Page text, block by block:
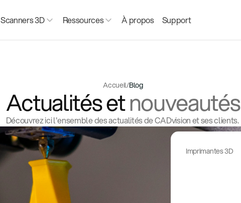
Scanners 3D Ressources À propos Support
Accueil/Blog
Actualités etnouveautés
Découvrez ici l'ensemble des actualités de CADvision et ses clients.
Imprimantes 3D